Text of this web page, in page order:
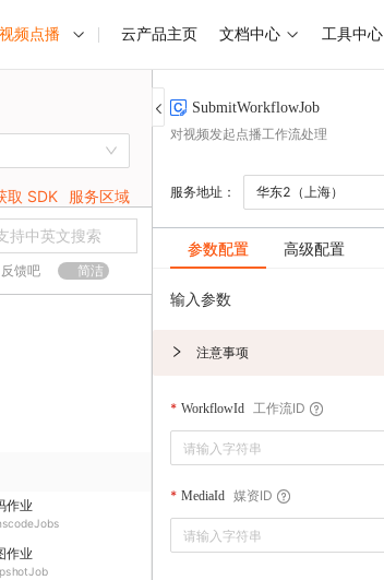
视频点播 云产品主页 文档中心 工具中心
取 SDK 服务区域
反馈吧 简洁
作业
作业
SubmitWorkflowJob
对视频发起点播工作流处理
服务地址： 华东2（上海）
参数配置 高级配置
输入参数
注意事项
WorkflowId 工作流ID
MediaId 媒资ID